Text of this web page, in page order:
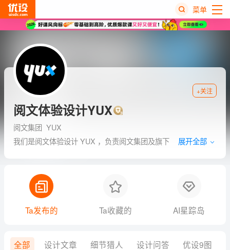
菜单
阅文体验设计YUX
阅文集团 YUX
我们是阅文体验设计 YUX ，负责阅文集团及旗下
海、北京、深圳三地。
展开全部
+关注
Ta发布的 Ta收藏的 AI星踪岛
全部 设计文章 细节猎人 设计问答 优设9图